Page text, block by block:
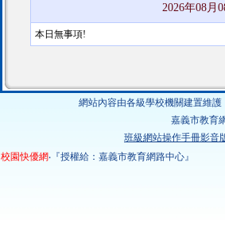
2026年08月
本日無事項!
網站內容由各級學校機關建置維
嘉義市教育
班級網站操作手冊影音
校園快優網‧『授權給：嘉義市教育網路中心』